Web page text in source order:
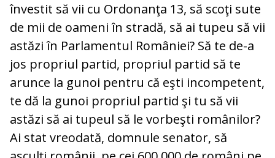
învestit să vii cu Ordonanţa 13, să scoţi sute
de mii de oameni în stradă, să ai tupeu să vii
astăzi în Parlamentul României? Să te de-a
jos propriul partid, propriul partid să te
arunce la gunoi pentru că eşti incompetent,
te dă la gunoi propriul partid şi tu să vii
astăzi să ai tupeul să le vorbeşti românilor?
Ai stat vreodată, domnule senator, să